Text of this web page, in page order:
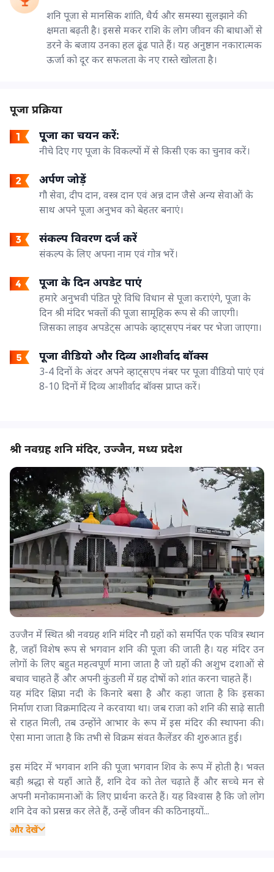
शनि पूजा से मानसिक शांति, धैर्य और समस्या सुलझाने की
क्षमता बढ़ती है। इससे मकर राशि के लोग जीवन की बाधाओं से
डरने के बजाय उनका हल ढूंढ पाते हैं। यह अनुष्ठान नकारात्मक
ऊर्जा को दूर कर सफलता के नए रास्ते खोलता है।
पूजा प्रक्रिया
पूजा का चयन करें:
नीचे दिए गए पूजा के विकल्पों में से किसी एक का चुनाव करें।
अर्पण जोड़ें
गौ सेवा, दीप दान, वस्त्र दान एवं अन्न दान जैसे अन्य सेवाओं के
साथ अपने पूजा अनुभव को बेहतर बनाएं।
संकल्प विवरण दर्ज करें
संकल्प के लिए अपना नाम एवं गोत्र भरें।
पूजा के दिन अपडेट पाएं
हमारे अनुभवी पंडित पूरे विधि विधान से पूजा कराएंगे, पूजा के
दिन श्री मंदिर भक्तों की पूजा सामूहिक रूप से की जाएगी।
जिसका लाइव अपडेट्स आपके व्हाट्सएप नंबर पर भेजा जाएगा।
पूजा वीडियो और दिव्य आशीर्वाद बॉक्स
3-4 दिनों के अंदर अपने व्हाट्सएप नंबर पर पूजा वीडियो पाएं एवं
8-10 दिनों में दिव्य आशीर्वाद बॉक्स प्राप्त करें।
श्री नवग्रह शनि मंदिर, उज्जैन, मध्य प्रदेश
उज्जैन में स्थित श्री नवग्रह शनि मंदिर नौ ग्रहों को समर्पित एक पवित्र स्थान
है, जहाँ विशेष रूप से भगवान शनि की पूजा की जाती है। यह मंदिर उन
लोगों के लिए बहुत महत्वपूर्ण माना जाता है जो ग्रहों की अशुभ दशाओं से
बचाव चाहते हैं और अपनी कुंडली में ग्रह दोषों को शांत करना चाहते हैं।
यह मंदिर क्षिप्रा नदी के किनारे बसा है और कहा जाता है कि इसका
निर्माण राजा विक्रमादित्य ने करवाया था। जब राजा को शनि की साढ़े साती
से राहत मिली, तब उन्होंने आभार के रूप में इस मंदिर की स्थापना की।
ऐसा माना जाता है कि तभी से विक्रम संवत कैलेंडर की शुरुआत हुई।
इस मंदिर में भगवान शनि की पूजा भगवान शिव के रूप में होती है। भक्त
बड़ी श्रद्धा से यहाँ आते हैं, शनि देव को तेल चढ़ाते हैं और सच्चे मन से
अपनी मनोकामनाओं के लिए प्रार्थना करते हैं। यह विश्वास है कि जो लोग
शनि देव को प्रसन्न कर लेते हैं, उन्हें जीवन की कठिनाइयों...
और देखें